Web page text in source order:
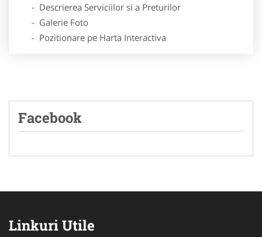
- Descrierea Serviciilor si a Preturilor
- Galerie Foto
- Pozitionare pe Harta Interactiva
Facebook
Linkuri Utile